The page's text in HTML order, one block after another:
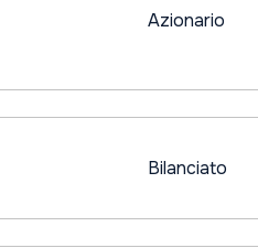
Azionario
Bilanciato